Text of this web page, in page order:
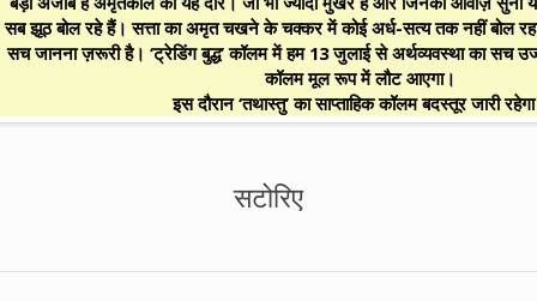
अर्थकाम।।
BE
FINANCIALLY
सब झूठ बोल रहे हैं। सत्ता का अमृत चखने के चक्कर में कोई अर्ध-सत्य तक नहीं बोल
सच जानना ज़रूरी है। ‘ट्रेडिंग बुद्ध’ कॉलम में हम 13 जुलाई से अर्थव्यवस्था का सच
कॉलम मूल रूप में लौट आएगा।
इस दौरान ‘तथास्तु’ का साप्ताहिक कॉलम बदस्तूर जारी
सटोरिए